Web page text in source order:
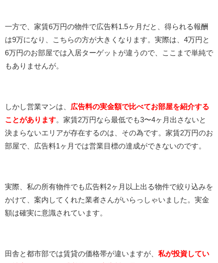
一方で、家賃6万円の物件で広告料1.5ヶ月だと、得られる報酬
は9万になり、こちらの方が大きくなります。実際は、4万円と
6万円のお部屋では入居ターゲットが違うので、ここまで単純で
もありませんが。
しかし営業マンは、
広告料の実金額で比べてお部屋を紹介する
ことがあります 。家賃2万円なら最低でも3〜4ヶ月出さないと
決まらないエリアが存在するのは、その為です。家賃2万円のお
部屋で、広告料1ヶ月では営業目標の達成ができないのです。
実際、私の所有物件でも広告料2ヶ月以上出る物件で絞り込みを
かけて、案内してくれた業者さんがいらっしゃいました。実金
額は確実に意識されています。
田舎と都市部では賃貸の価格帯が違いますが、 私が投資してい